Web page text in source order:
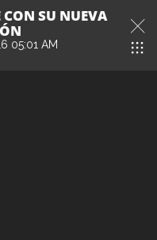
CON SU NUEVA
05:01 AM